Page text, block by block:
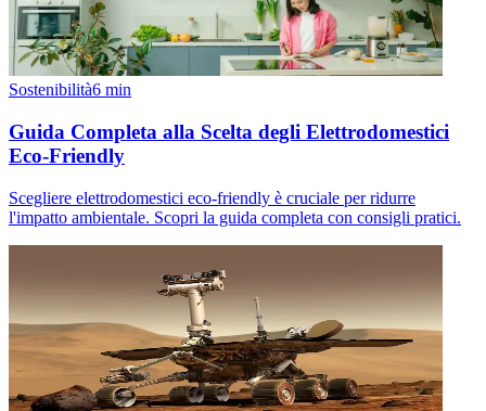
Sostenibilità6 min
Guida Completa alla Scelta degli Elettrodomestici
Eco-Friendly
Scegliere elettrodomestici eco-friendly è cruciale per ridurre
l'impatto ambientale. Scopri la guida completa con consigli pratici.